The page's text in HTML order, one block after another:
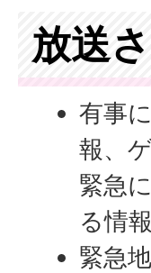
放送
有事
報、
緊急
る情報
緊急